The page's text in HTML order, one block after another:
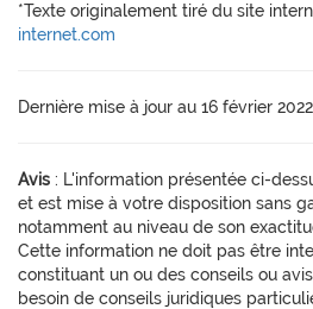
*Texte originalement tiré du site
internet.com
Dernière mise à jour au 16 février 2022
Avis : L'information présentée ci-
et est mise à votre disposition sans
notamment au niveau de son
Cette information ne doit pas être
constituant un ou des conseils ou
besoin de conseils juridiques